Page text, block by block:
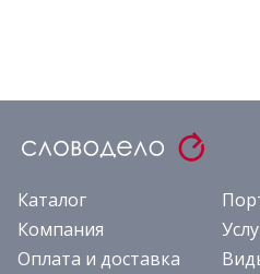
Каталог
Компания
Оплата и доставка